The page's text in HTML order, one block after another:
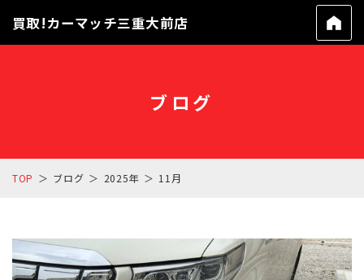
買取!カーマッチ三重大前店
ブログ
TOP ブログ 2025年 11月